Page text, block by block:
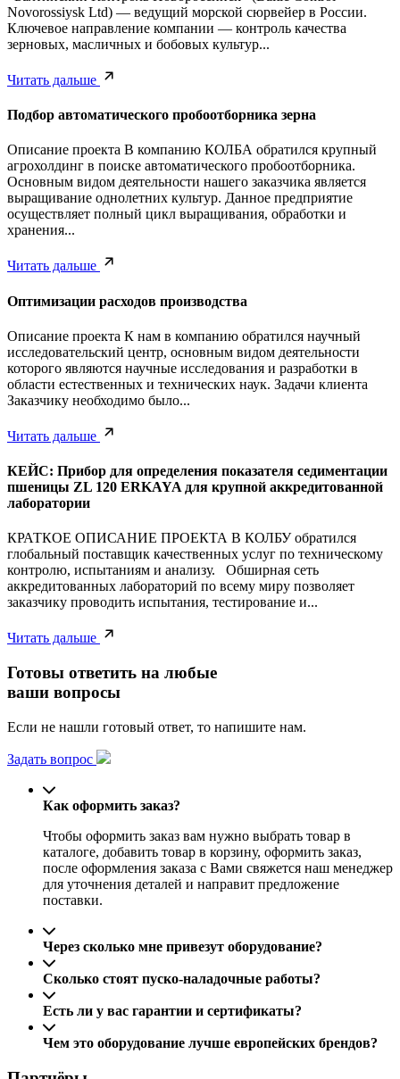
Novorossiysk Ltd) — ведущий морской сюрвейер в России.
Ключевое направление компании — контроль качества
зерновых, масличных и бобовых культур...
Читать дальше
Подбор автоматического пробоотборника зерна
Описание проекта В компанию КОЛБА обратился крупный
агрохолдинг в поиске автоматического пробоотборника.
Основным видом деятельности нашего заказчика является
выращивание однолетних культур. Данное предприятие
осуществляет полный цикл выращивания, обработки и
хранения...
Читать дальше
Оптимизации расходов производства
Описание проекта К нам в компанию обратился научный
исследовательский центр, основным видом деятельности
которого являются научные исследования и разработки в
области естественных и технических наук. Задачи клиента
Заказчику необходимо было...
Читать дальше
КЕЙС: Прибор для определения показателя седиментации
пшеницы ZL 120 ERKAYA для крупной аккредитованной
лаборатории
КРАТКОЕ ОПИСАНИЕ ПРОЕКТА В КОЛБУ обратился
глобальный поставщик качественных услуг по техническому
контролю, испытаниям и анализу. Обширная сеть
аккредитованных лабораторий по всему миру позволяет
заказчику проводить испытания, тестирование и...
Читать дальше
Готовы ответить на любые
ваши вопросы
Если не нашли готовый ответ, то напишите нам.
Задать вопрос
Как оформить заказ?
Чтобы оформить заказ вам нужно выбрать товар в
каталоге, добавить товар в корзину, оформить заказ,
после оформления заказа с Вами свяжется наш менеджер
для уточнения деталей и направит предложение
поставки.
Через сколько мне привезут оборудование?
Сколько стоят пуско-наладочные работы?
Есть ли у вас гарантии и сертификаты?
Чем это оборудование лучше европейских брендов?